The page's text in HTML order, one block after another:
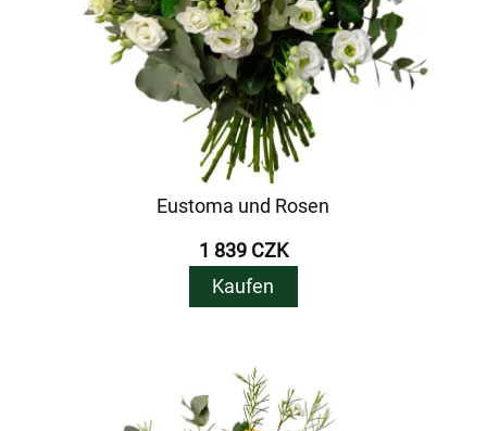
Eustoma und Rosen
1 839 CZK
Kaufen